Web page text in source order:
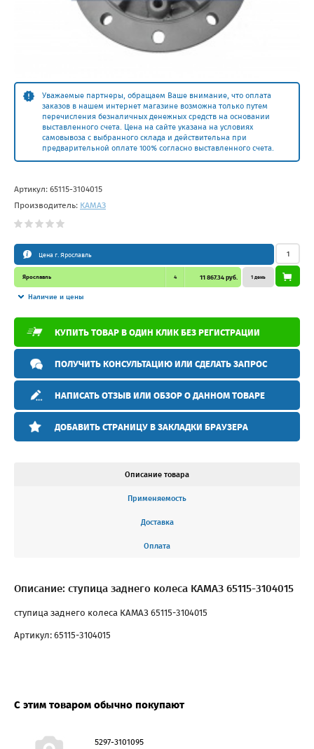
Уважаемые партнеры, обращаем Ваше внимание, что оплата
заказов в нашем интернет магазине возможна только путем
перечисления безналичных денежных средств на основании
выставленного счета. Цена на сайте указана на условиях
самовывоза с выбранного склада и действительна при
предварительной оплате 100% согласно выставленного счета.
Артикул: 65115-3104015
Производитель: КАМАЗ
Цена г. Ярославль
Ярославль 4 11 867.34 руб.
Наличие и цены
1 день
КУПИТЬ ТОВАР В ОДИН КЛИК БЕЗ РЕГИСТРАЦИИ
ПОЛУЧИТЬ КОНСУЛЬТАЦИЮ ИЛИ СДЕЛАТЬ ЗАПРОС
НАПИСАТЬ ОТЗЫВ ИЛИ ОБЗОР О ДАННОМ ТОВАРЕ
ДОБАВИТЬ СТРАНИЦУ В ЗАКЛАДКИ БРАУЗЕРА
Описание товара
Применяемость
Доставка
Оплата
Описание: ступица заднего колеса КАМАЗ 65115-3104015
ступица заднего колеса КАМАЗ 65115-3104015
Артикул: 65115-3104015
С этим товаром обычно покупают
5297-3101095